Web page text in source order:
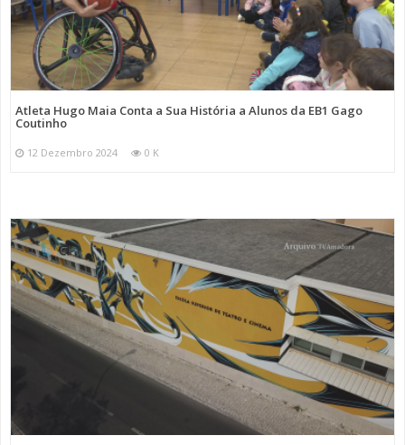
Atleta Hugo Maia Conta a Sua História a Alunos da EB1 Gago
Coutinho
12 Dezembro 2024 0 K